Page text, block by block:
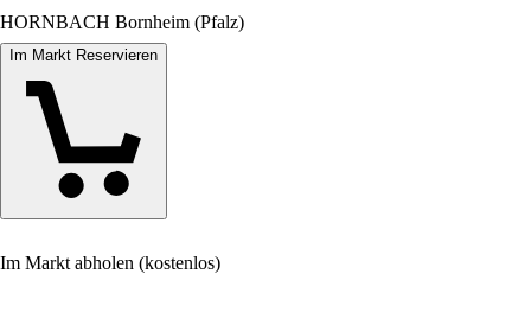
HORNBACH Bornheim (Pfalz)
Im Markt Reservieren
Im Markt abholen (kostenlos)